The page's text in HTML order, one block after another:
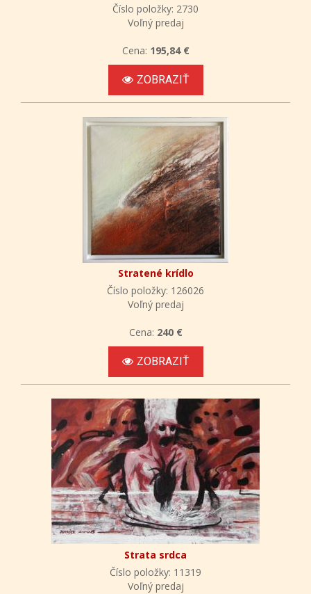
Číslo položky: 2730
Voľný predaj
Cena: 195,84 €
ZOBRAZIŤ
Stratené krídlo
Číslo položky: 126026
Voľný predaj
Cena: 240 €
ZOBRAZIŤ
Strata srdca
Číslo položky: 11319
Voľný predaj